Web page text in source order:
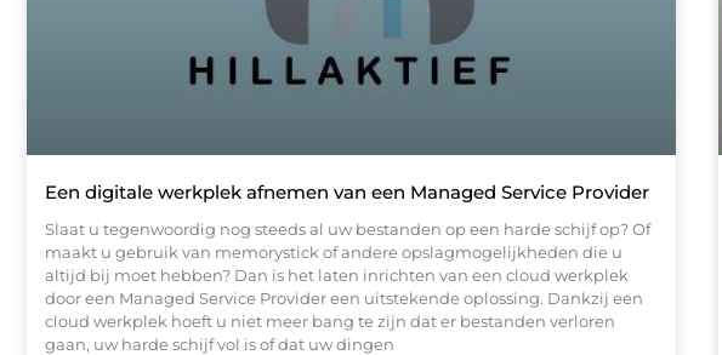
Een digitale werkplek afnemen van een Managed Service Provider
Slaat u tegenwoordig nog steeds al uw bestanden op een harde schijf op? Of
maakt u gebruik van memorystick of andere opslagmogelijkheden die u
altijd bij moet hebben? Dan is het laten inrichten van een cloud werkplek
door een Managed Service Provider een uitstekende oplossing. Dankzij een
cloud werkplek hoeft u niet meer bang te zijn dat er bestanden verloren
gaan, uw harde schijf vol is of dat uw dingen